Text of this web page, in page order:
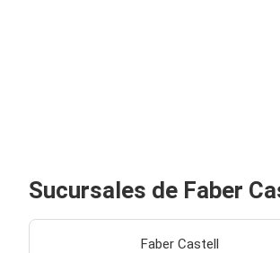
Sucursales de Faber
Faber Castell